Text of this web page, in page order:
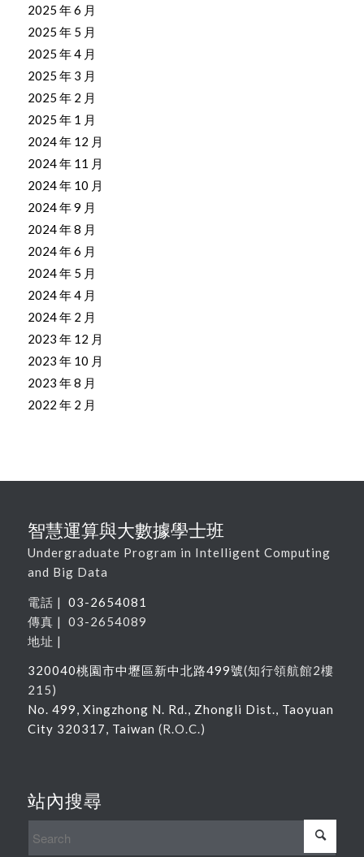
2025 年 6 月
2025 年 5 月
2025 年 4 月
2025 年 3 月
2025 年 2 月
2025 年 1 月
2024 年 12 月
2024 年 11 月
2024 年 10 月
2024 年 9 月
2024 年 8 月
2024 年 6 月
2024 年 5 月
2024 年 4 月
2024 年 2 月
2023 年 12 月
2023 年 10 月
2023 年 8 月
2022 年 2 月
智慧運算與大數據學士班
Undergraduate Program in Intelligent Computing
and Big Data
電話 | 03-2654081
傳真 | 03-2654089
地址 |
320040桃園市中壢區新中北路499號(知行領航館2樓
215)
No. 499, Xingzhong N. Rd., Zhongli Dist., Taoyuan
City 320317, Taiwan (R.O.C.)
站內搜尋